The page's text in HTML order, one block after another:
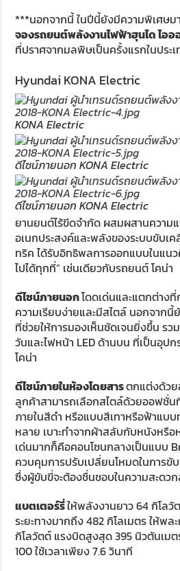
***นอกจากนี้ ในปีนี้ยังมีความพิเศษม
จองรถยนต์พลังงานไฟฟ้าฮุนได ไออ
ที่ปราศจากมลพิษเป็นครั้งแรกในประเ
Hyundai KONA Electric
KONA Electric
ดีไซน์ภายนอก KONA Electric
ดีไซน์ภายนอก KONA Electric
ยานยนต์ไร้ขีดจำกัด ผสมผสานความ
อเนกประสงค์และพลังของระบบขับเ
ทริค ได้รับอิทธิพลการออกแบบในแ
ไปได้ทุกที่” เช่นเดียวกับรถยนต์ โคน่า
ดีไซน์ภายนอกโดดเด่นและแตกต่าง
ความเรียบง่ายและมีสไตล์ นอกจาก
ที่ช่วยให้การมองเห็นชัดเจนยิ่งขึ้น รว
วันและไฟหน้า LED ด้านบน ที่เป็นอุ
โคน่า
ดีไซน์ภายในห้องโดยสารตกแต่งด้ว
ลูกค้าสามารถเลือกสไตล์ด้วยออฟชั่น
ภายในสีดำ หรือแบบสีเทาหรือฟ้าแบ
หลาย เบาะทำจากผ้าสลับกับหนังหรื
เด่นมากก็คือคอนโซนกลางเป็นแบบ
ควบคุมการปรับเปลี่ยนโหมดในการ
ซึ่งผู้ขับขี่จะต้องชื่นชอบในความสะดว
แบตเตอร์รี่ให้พลังงานยาว 64 กิโลวั
ระยะทางมากถึง 482 กิโลเมตร ให้พล
กิโลวัตต์ แรงบิดสูงสุด 395 นิวตันเมต
100 ใช้เวลาเพียง 7.6 วินาที